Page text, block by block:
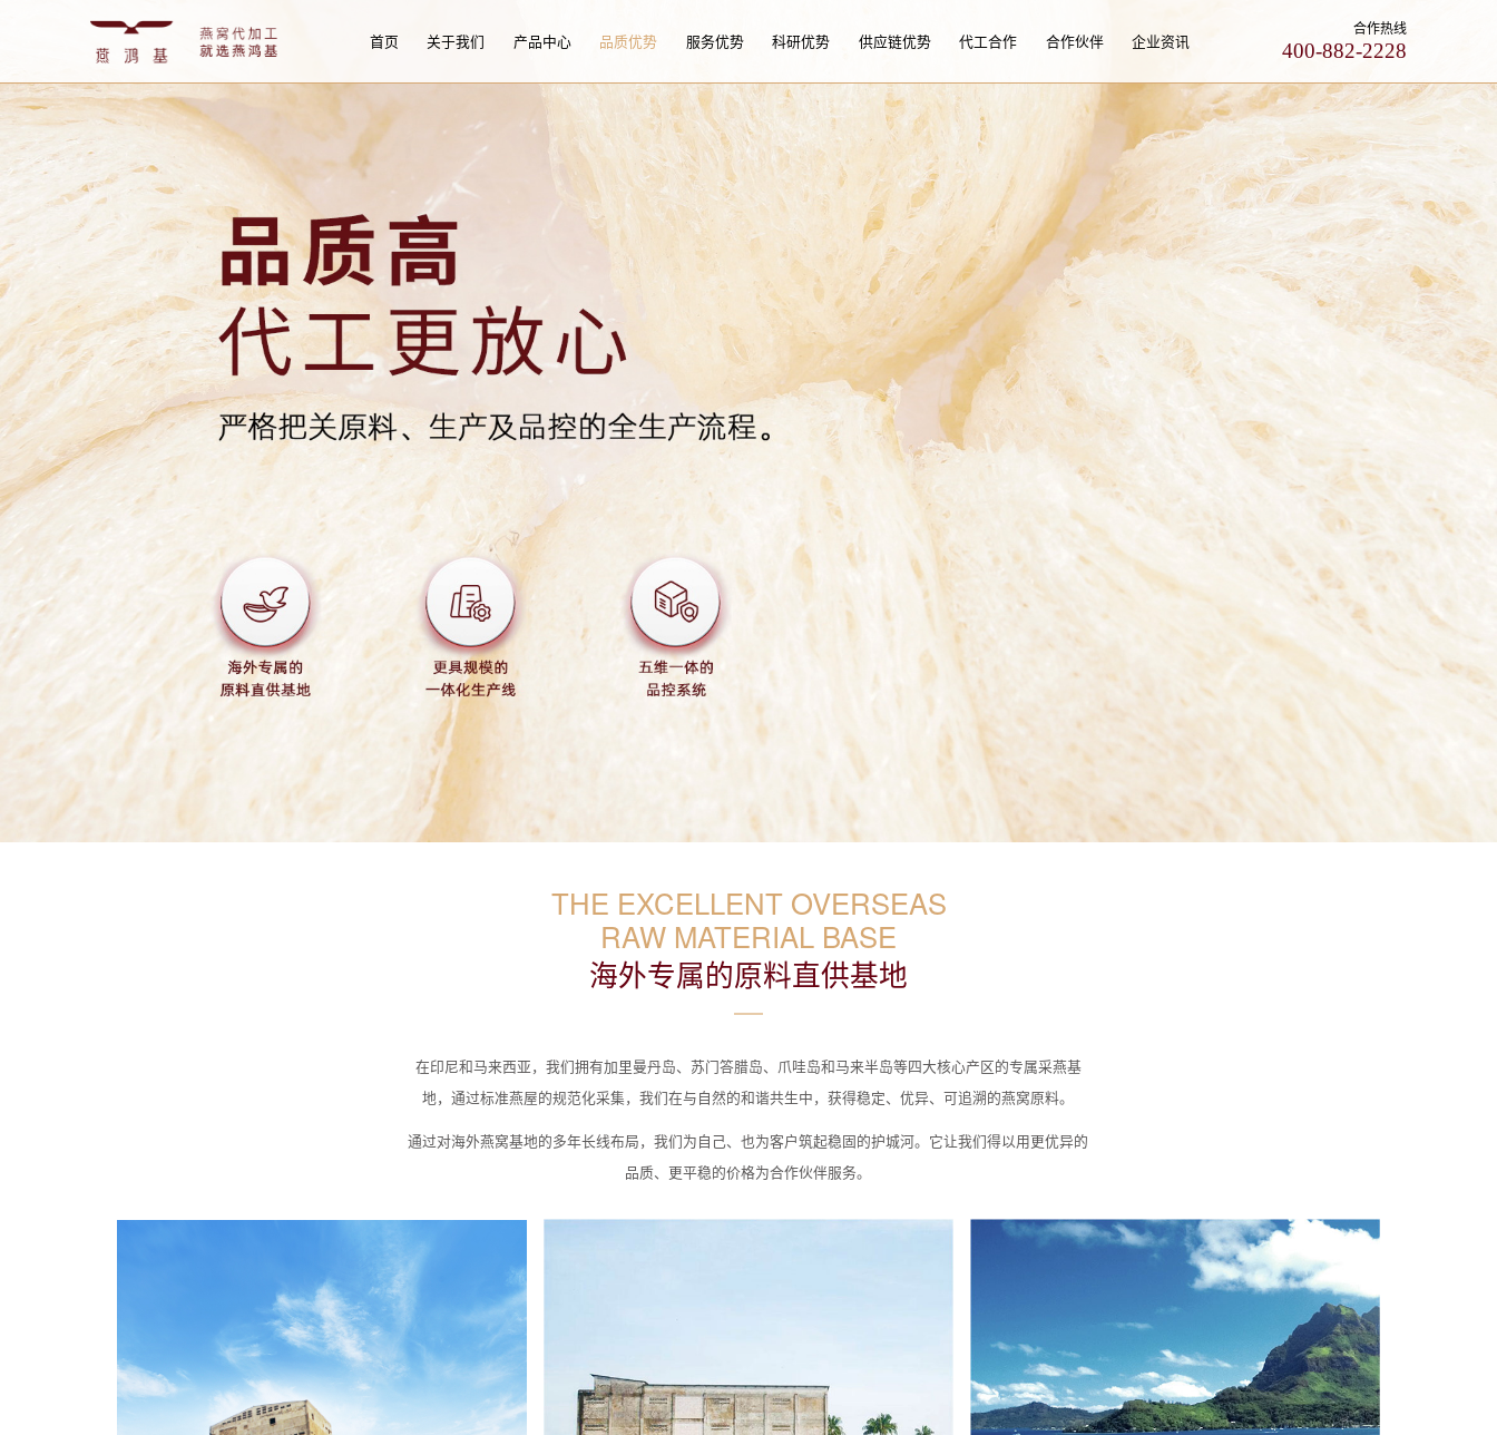
首页 关于我们 产品中心 品质优势 服务优势 科研优势 供应链优势 代工合作 合作伙伴 企业资讯
合作热线
400-882-2228
THE EXCELLENT OVERSEAS
RAW MATERIAL BASE
海外专属的原料直供基地
在印尼和马来西亚，我们拥有加里曼丹岛、苏门答腊岛、爪哇岛和马来半岛等四大核心产区的专属采燕基
地，通过标准燕屋的规范化采集，我们在与自然的和谐共生中，获得稳定、优异、可追溯的燕窝原料。
通过对海外燕窝基地的多年长线布局，我们为自己、也为客户筑起稳固的护城河。它让我们得以用更优异的
品质、更平稳的价格为合作伙伴服务。